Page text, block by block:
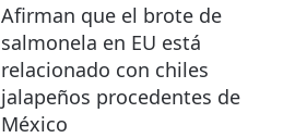
Afirman que el brote de
salmonela en EU está
relacionado con chiles
jalapeños procedentes de
México